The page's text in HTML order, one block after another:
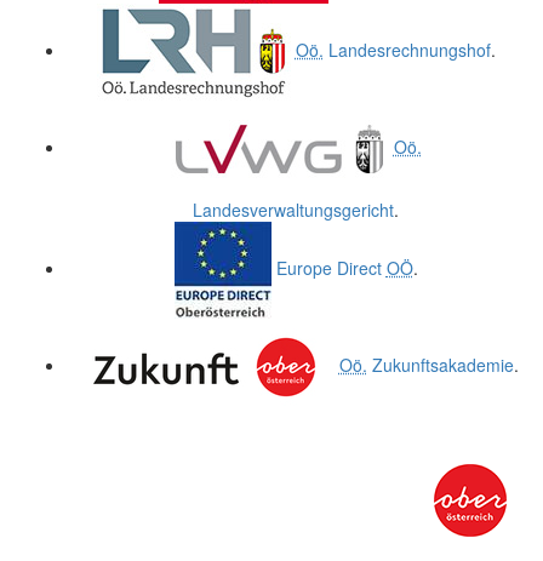
Oö. Landesrechnungshof.
Oö.
Landesverwaltungsgericht.
Europe Direct OÖ.
Oö. Zukunftsakademie.